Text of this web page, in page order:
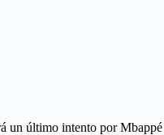
un último intento por Mbappé